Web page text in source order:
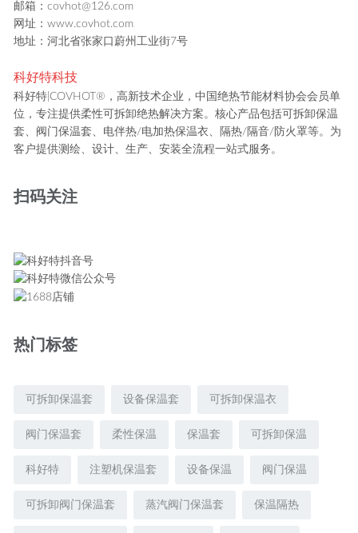
邮箱：covhot@126.com
网址：www.covhot.com
地址：河北省张家口蔚州工业街7号
科好特科技
科好特|COVHOT®，高新技术企业，中国绝热节能材料协会会员单
位，专注提供柔性可拆卸绝热解决方案。核心产品包括可拆卸保温
套、阀门保温套、电伴热/电加热保温衣、隔热/隔音/防火罩等。为
客户提供测绘、设计、生产、安装全流程一站式服务。
扫码关注
热门标签
可拆卸保温套 设备保温套 可拆卸保温衣
阀门保温套 柔性保温 保温套 可拆卸保温
科好特 注塑机保温套 设备保温 阀门保温
可拆卸阀门保温套 蒸汽阀门保温套 保温隔热